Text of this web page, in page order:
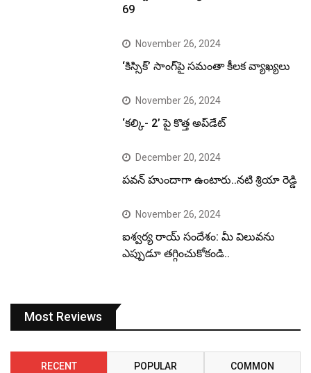
69
November 26, 2024
‘కిస్సిక్’ సాంగ్‌పై సమంతా కీలక వ్యాఖ్యలు
November 26, 2024
‘కల్కి- 2’ పై కొత్త అప్‌డేట్
December 20, 2024
పవన్ హుందాగా ఉంటారు..నటి శ్రియా రెడ్డి
November 26, 2024
ఐశ్వర్య రాయ్ సందేశం: మీ విలువను
ఎప్పుడూ తగ్గించుకోకండి..
Most Reviews
RECENT POPULAR COMMON